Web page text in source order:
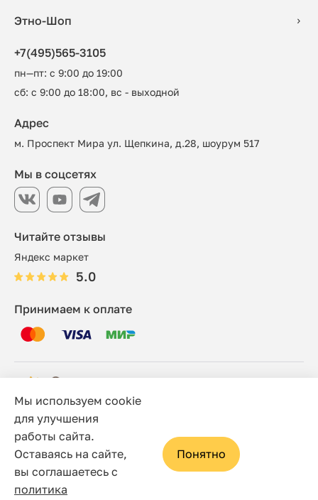
Этно-Шоп
+7(495)565-3105
пн—пт: с 9:00 до 19:00
сб: с 9:00 до 18:00, вс - выходной
Читайте отзывы
Яндекс маркет
5.0
Адрес
м. Проспект Мира ул. Щепкина, д.28, шоурум 517
Принимаем к оплате
Мы в соцсетях
© 2006 - 2026 Этно-шоп, Интернет-магазин
Политика конфиденциальности
Сайт носит исключительно информационный характер, и
ни при каких условиях не является публичной офертой,
определяемой положениями статьи 437(2) Гражданского
Мы используем cookie
для улучшения
работы сайта.
Оставаясь на сайте,
вы соглашаетесь с
политика
Понятно